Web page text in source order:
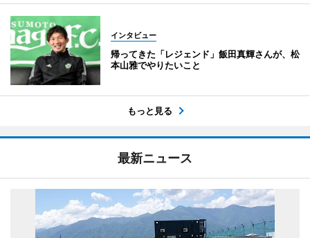
インタビュー
帰ってきた「レジェンド」飯田真輝さんが、松
本山雅でやりたいこと
もっと見る
最新ニュース